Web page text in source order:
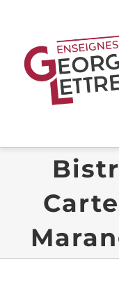
contenu
ENSEIGNES
SIGNALÉTIQUE